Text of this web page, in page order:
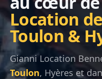
Location
Toulon &
Gianni Location
Toulon, Hyères et